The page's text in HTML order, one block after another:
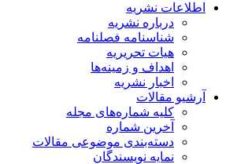
اطلاعات نشریه
درباره نشریه
شناسنامه فصلنامه
هیات تحریریه
اهداف و زمینه‌ها
اخبار نشریه
آرشیو مقالات
کلیه شماره‌های مجله
آخرین شماره
دسته‌بندی موضوعی مقالات
نمایه نویسندگان